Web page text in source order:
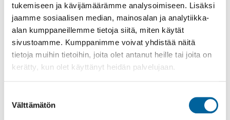
tukemiseen ja kävijämäärämme analysoimiseen. Lisäksi
jaamme sosiaalisen median, mainosalan ja analytiikka-
alan kumppaneillemme tietoja siitä, miten käytät
sivustoamme. Kumppanimme voivat yhdistää näitä
tietoja muihin tietoihin, joita olet antanut heille tai joita on
kerätty, kun olet käyttänyt heidän palvelujaan.
valinta
Välttämätön
KOMPASSI